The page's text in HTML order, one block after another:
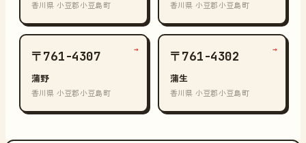
香川県 小豆郡小豆島町 香川県 小豆郡小豆島町
〒761-4307
蒲野
香川県 小豆郡小豆島町
→ 〒761-4302
蒲生
香川県 小豆郡小豆島町
→